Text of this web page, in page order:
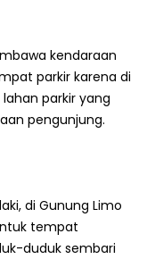
kendaraan
parkir karena di
parkir yang
pengunjung.
di Gunung Limo
tempat
duduk sembari